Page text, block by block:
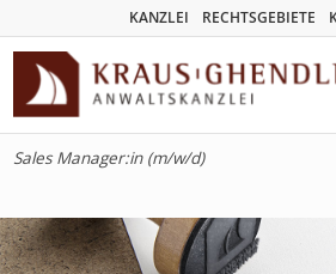
KANZLEI RECHTSGEBIETE
Sales Manager:in (m/w/d)